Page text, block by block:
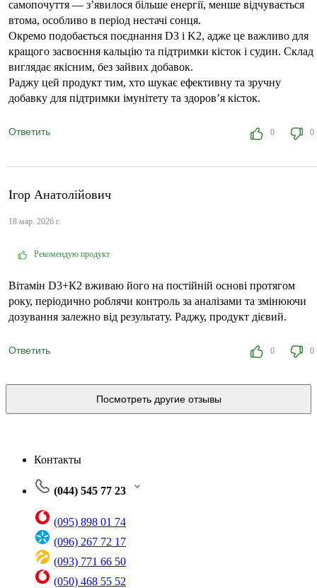
самопочуття — з’явилося більше енергії, менше відчувається
втома, особливо в період нестачі сонця.
Окремо подобається поєднання D3 і K2, адже це важливо для
кращого засвоєння кальцію та підтримки кісток і судин. Склад
виглядає якісним, без зайвих добавок.
Раджу цей продукт тим, хто шукає ефективну та зручну
добавку для підтримки імунітету та здоров’я кісток.
Ответить 0 0
Ігор Анатолійович
18 мар. 2026 г.
Рекомендую продукт
Вітамін D3+К2 вживаю його на постійній основі протягом
року, періодично роблячи контроль за аналізами та змінюючи
дозування залежно від результату. Раджу, продукт дієвий.
Ответить 0 0
Посмотреть другие отзывы
Контакты
(044) 545 77 23
(095) 898 01 74
(096) 267 72 17
(093) 771 66 50
(050) 468 55 52